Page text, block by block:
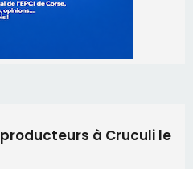
Nuciola organise une
au stade de San